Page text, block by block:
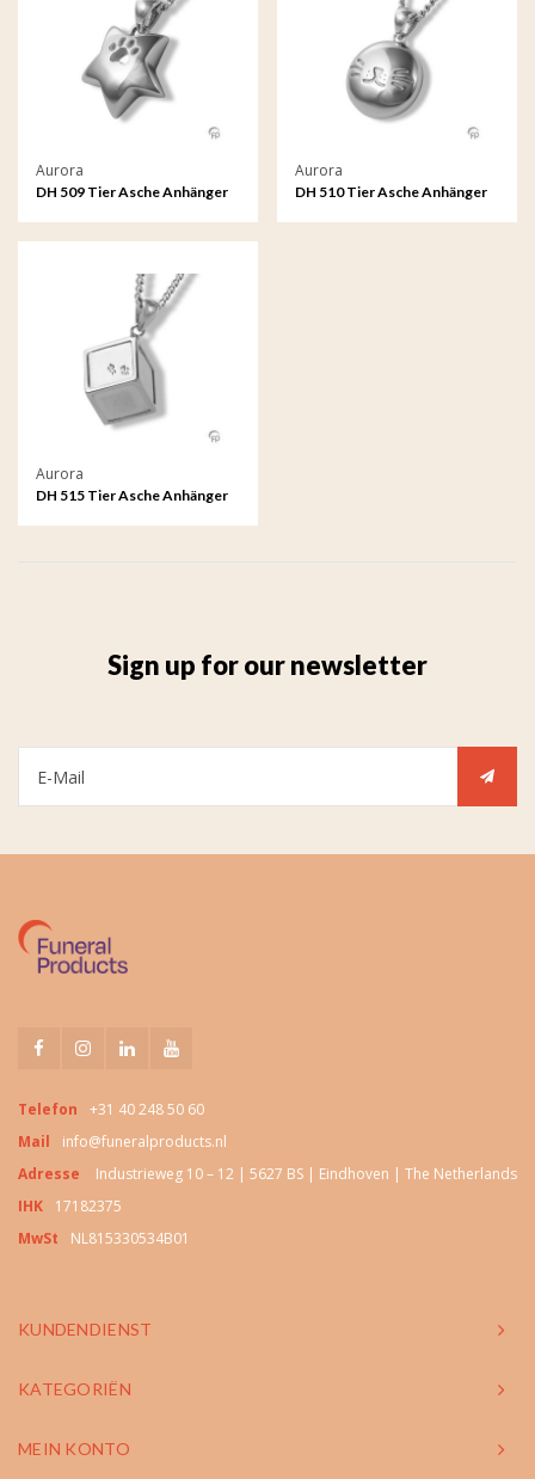
Aurora
DH 509 Tier Asche Anhänger
Aurora
DH 510 Tier Asche Anhänger
Aurora
DH 515 Tier Asche Anhänger
Sign up for our newsletter
Telefon
+31 40 248 50 60
Mail
info@funeralproducts.nl
Adresse
Industrieweg 10 – 12 | 5627 BS | Eindhoven | The Netherlands
IHK
17182375
MwSt
NL815330534B01
KUNDENDIENST
KATEGORIËN
MEIN KONTO